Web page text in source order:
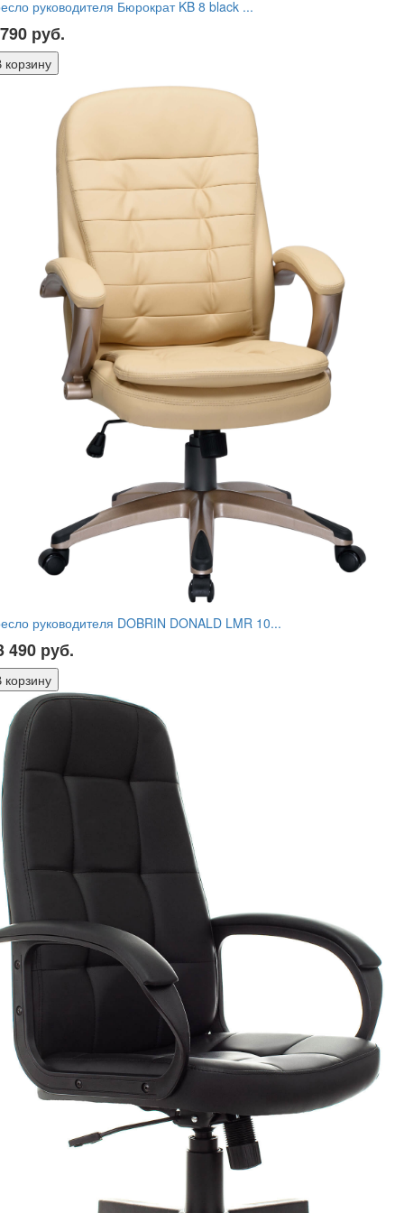
руководителя Бюрократ KB 8 black ...
руб.
руководителя DOBRIN DONALD LMR 10...
490 руб.